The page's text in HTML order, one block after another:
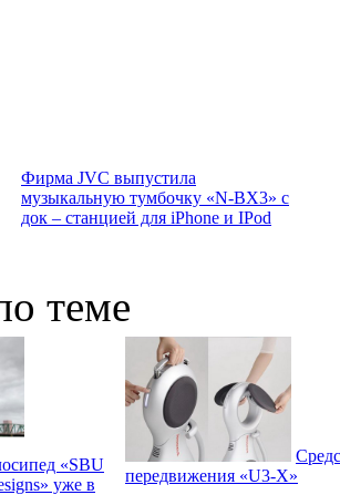
Фирма JVC выпустила
музыкальную тумбочку «N-BX3» с
док – станцией для iPhone и IPod
теме
«SBU
уже в
передвижения «U3-X»